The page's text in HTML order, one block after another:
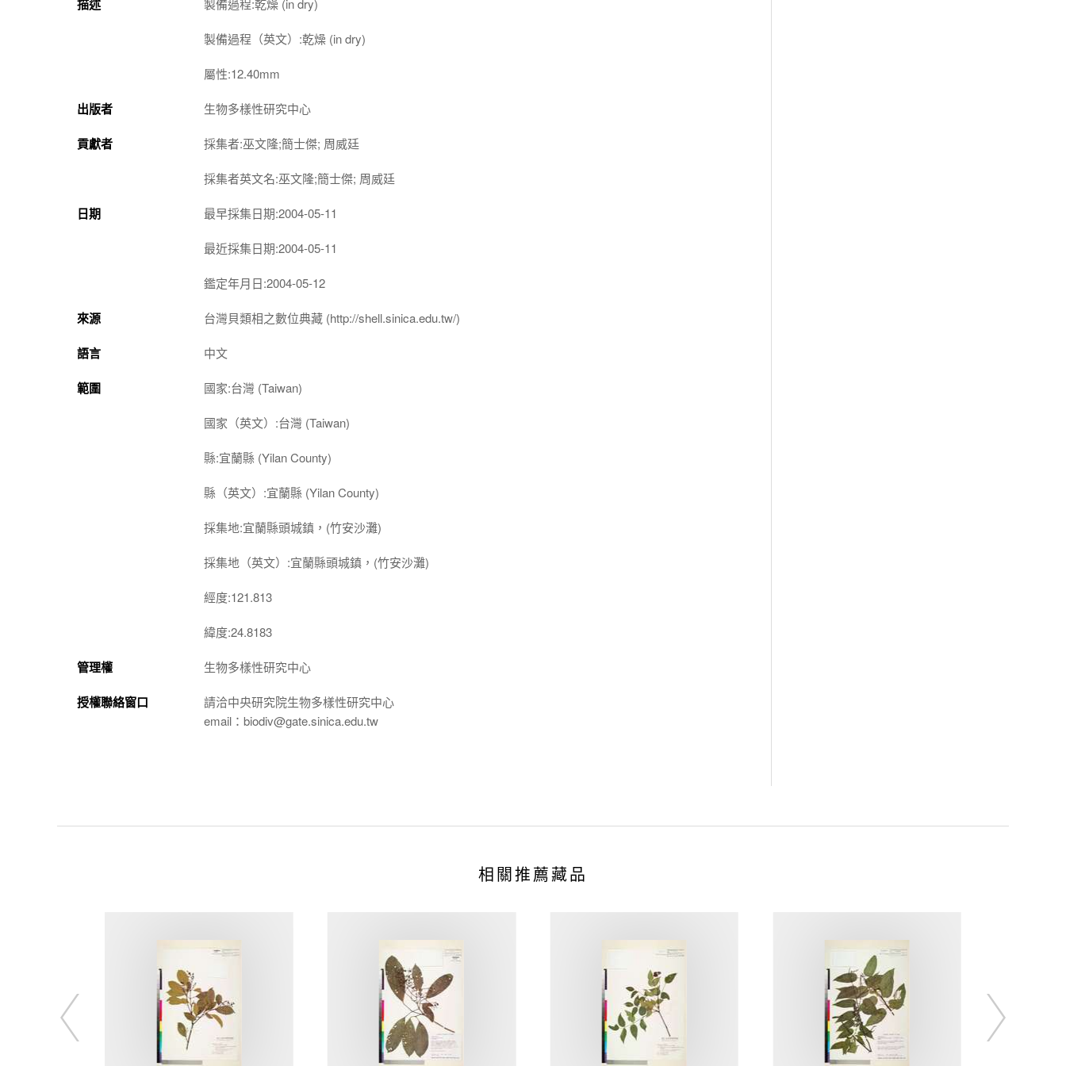
描述
製備過程（英文）:乾燥 (in dry)
屬性:12.40mm
出版者 生物多樣性研究中心
貢獻者 採集者:巫文隆;簡士傑; 周威廷
採集者英文名:巫文隆;簡士傑; 周威廷
日期 最早採集日期:2004-05-11
最近採集日期:2004-05-11
鑑定年月日:2004-05-12
來源 台灣貝類相之數位典藏 (http://shell.sinica.edu.tw/)
語言 中文
範圍 國家:台灣 (Taiwan)
國家（英文）:台灣 (Taiwan)
縣:宜蘭縣 (Yilan County)
縣（英文）:宜蘭縣 (Yilan County)
採集地:宜蘭縣頭城鎮，(竹安沙灘)
採集地（英文）:宜蘭縣頭城鎮，(竹安沙灘)
經度:121.813
緯度:24.8183
管理權 生物多樣性研究中心
授權聯絡窗口
請洽中央研究院生物多樣性研究中心
email：biodiv@gate.sinica.edu.tw
相關推薦藏品